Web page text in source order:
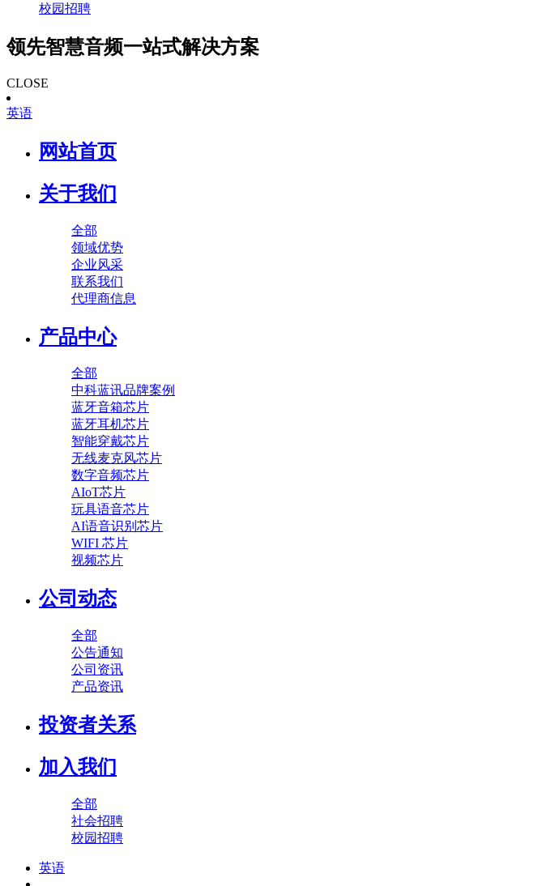
校园招聘
领先智慧音频一站式解决方案
CLOSE
英语
网站首页
关于我们
全部
领域优势
企业风采
联系我们
代理商信息
产品中心
全部
中科蓝讯品牌案例
蓝牙音箱芯片
蓝牙耳机芯片
智能穿戴芯片
无线麦克风芯片
数字音频芯片
AIoT芯片
玩具语音芯片
AI语音识别芯片
WIFI 芯片
视频芯片
公司动态
全部
公告通知
公司资讯
产品资讯
投资者关系
加入我们
全部
社会招聘
校园招聘
英语